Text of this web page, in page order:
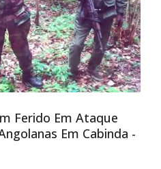
Ferido Em Ataque
Em Cabinda -